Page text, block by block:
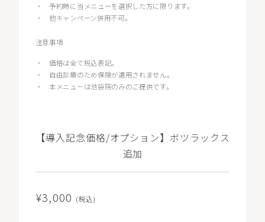
・予約時に当メニューを選択した方に限ります。
・他キャンペーン併用不可。
注意事項
・価格は全て税込表記。
・
自由診療のため保険が適用されません。
・本メニューは池袋院のみのご提供です。
【導入記念価格/オプション】ボツラックス
追加
¥3,000 (税込)